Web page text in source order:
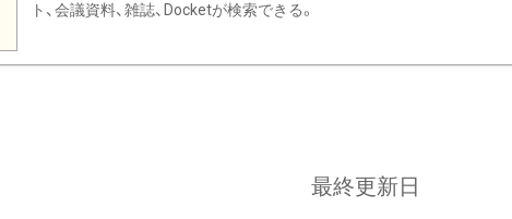
ト、会議資料、雑誌、Docketが検索できる。
最終更新日